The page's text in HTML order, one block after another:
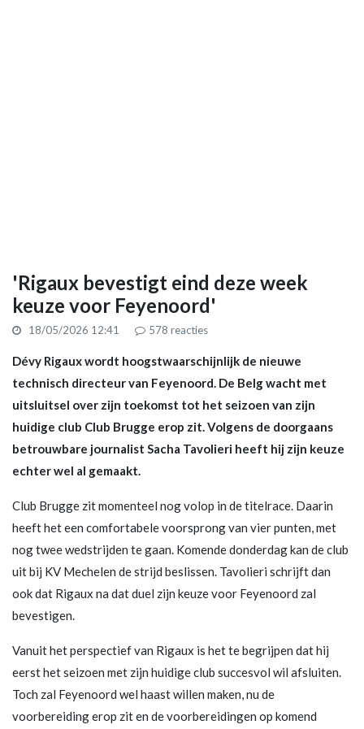
'Rigaux bevestigt eind deze week
keuze voor Feyenoord'
18/05/2026 12:41 578 reacties
Dévy Rigaux wordt hoogstwaarschijnlijk de nieuwe
technisch directeur van Feyenoord. De Belg wacht met
uitsluitsel over zijn toekomst tot het seizoen van zijn
huidige club Club Brugge erop zit. Volgens de doorgaans
betrouwbare journalist Sacha Tavolieri heeft hij zijn keuze
echter wel al gemaakt.
Club Brugge zit momenteel nog volop in de titelrace. Daarin
heeft het een comfortabele voorsprong van vier punten, met
nog twee wedstrijden te gaan. Komende donderdag kan de club
uit bij KV Mechelen de strijd beslissen. Tavolieri schrijft dan
ook dat Rigaux na dat duel zijn keuze voor Feyenoord zal
bevestigen.
Vanuit het perspectief van Rigaux is het te begrijpen dat hij
eerst het seizoen met zijn huidige club succesvol wil afsluiten.
Toch zal Feyenoord wel haast willen maken, nu de
voorbereiding erop zit en de voorbereidingen op komend